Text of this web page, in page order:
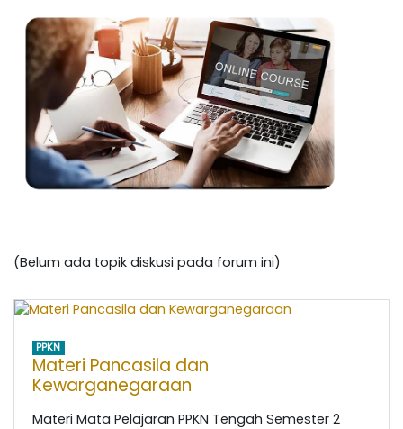
(Belum ada topik diskusi pada forum ini)
PPKN
Materi Pancasila dan
Kewarganegaraan
Materi Mata Pelajaran PPKN Tengah Semester 2